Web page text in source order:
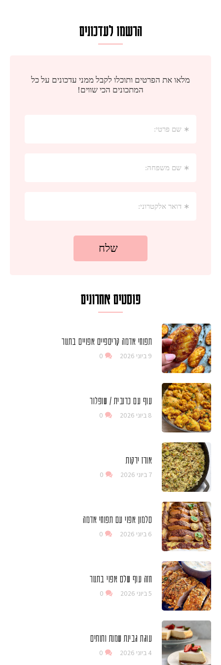
הרשמו לעדכונים
פוסטים אחרונים
תפוחי אדמה קריספיים אפויים בתנור
9 ביוני 2026 0
עוף עם כרובית / שופלור
8 ביוני 2026 0
אורז ירקות
7 ביוני 2026 0
סלמון אפוי עם תפוחי אדמה
6 ביוני 2026 0
חזה עוף שלם אפוי בתנור
5 ביוני 2026 0
עוגת גבינת שמנת ותותים
4 ביוני 2026 0